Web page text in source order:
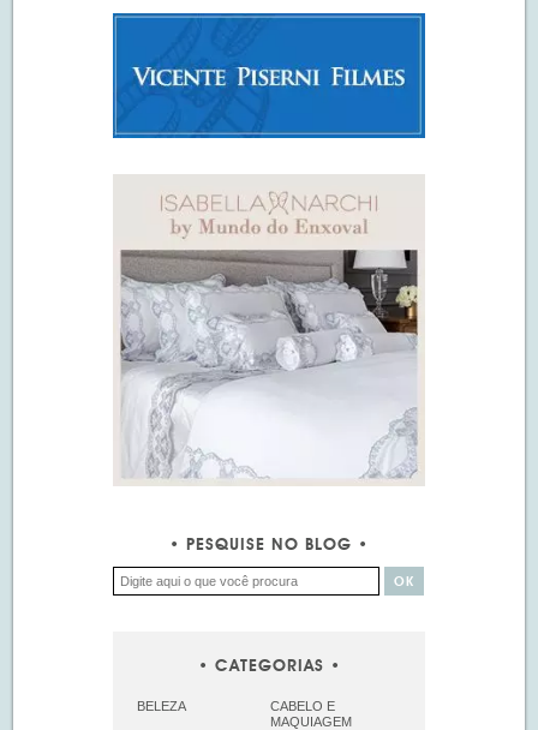
PESQUISE NO BLOG
CATEGORIAS
BELEZA
CABELO E
MAQUIAGEM